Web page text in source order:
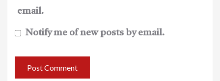
email.
Notify me of new posts by email.